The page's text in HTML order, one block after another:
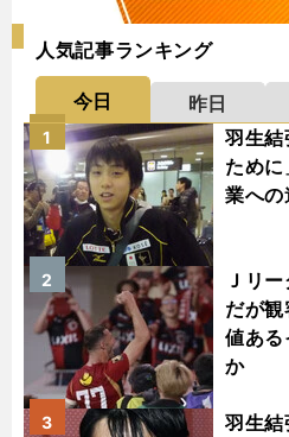
人気記事ランキング
今日 昨日
羽生結
ため
業への
1
Ｊリ
だが
値ある
か
2
羽生
3